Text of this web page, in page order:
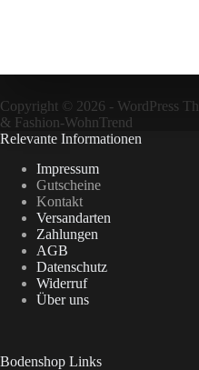
Copyright © 2026 - WordPress
& Fashion-WohnTrend
Relevante Informationen
Impressum
Gutscheine
Kontakt
Versandarten
Zahlungen
AGB
Datenschutz
Widerruf
Über uns
Bodenshop Links